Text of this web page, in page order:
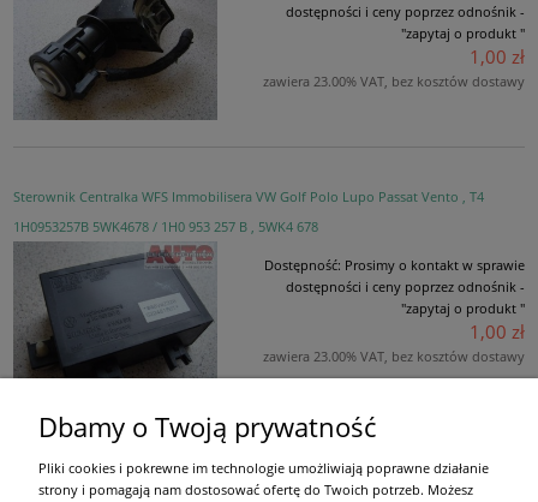
dostępności i ceny poprzez odnośnik -
"zapytaj o produkt "
1,00 zł
zawiera 23.00% VAT, bez kosztów dostawy
Sterownik Centralka WFS Immobilisera VW Golf Polo Lupo Passat Vento , T4
1H0953257B 5WK4678 / 1H0 953 257 B , 5WK4 678
Dostępność: Prosimy o kontakt w sprawie
dostępności i ceny poprzez odnośnik -
"zapytaj o produkt "
1,00 zł
zawiera 23.00% VAT, bez kosztów dostawy
Moje konto
Dbamy o Twoją prywatność
Pliki cookies i pokrewne im technologie umożliwiają poprawne działanie
strony i pomagają nam dostosować ofertę do Twoich potrzeb. Możesz